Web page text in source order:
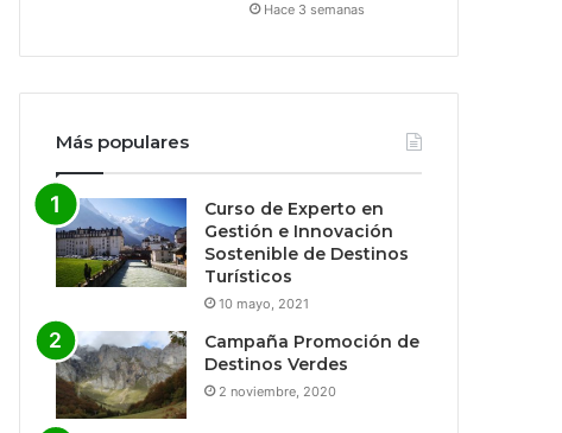
Hace 3 semanas
Más populares
Curso de Experto en
Gestión e Innovación
Sostenible de Destinos
Turísticos
10 mayo, 2021
Campaña Promoción de
Destinos Verdes
2 noviembre, 2020